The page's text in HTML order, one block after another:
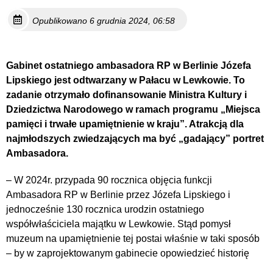
Opublikowano 6 grudnia 2024, 06:58
Gabinet ostatniego ambasadora RP w Berlinie Józefa
Lipskiego jest odtwarzany w Pałacu w Lewkowie. To
zadanie otrzymało dofinansowanie Ministra Kultury i
Dziedzictwa Narodowego w ramach programu „Miejsca
pamięci i trwałe upamiętnienie w kraju”. Atrakcją dla
najmłodszych zwiedzających ma być „gadający” portret
Ambasadora.
– W 2024r. przypada 90 rocznica objęcia funkcji
Ambasadora RP w Berlinie przez Józefa Lipskiego i
jednocześnie 130 rocznica urodzin ostatniego
współwłaściciela majątku w Lewkowie. Stąd pomysł
muzeum na upamiętnienie tej postai właśnie w taki sposób
– by w zaprojektowanym gabinecie opowiedzieć historię